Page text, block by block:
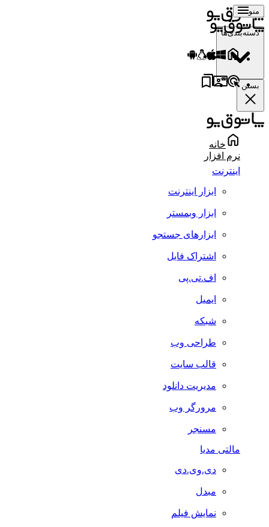
منو
دسته‌بندی‌ها
بستن
خانه
نرم افزار
اینترنت
ابزار اینترنت
ابزار وبمستر
ابزارهای جستجو
اشتراک فایل
اف.تی.پی
ایمیل
شبکه
طراحی وب
قالب سایت
مدیریت دانلود
مرورگر وب
مسنجر
مالتی مدیا
دی.وی.دی
مبدل
نمایش فیلم